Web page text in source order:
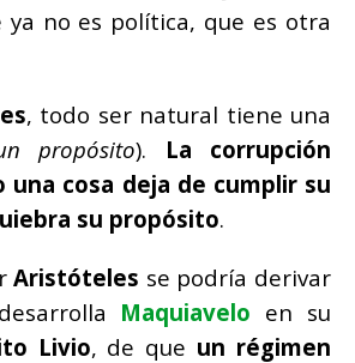
ya no es política, que es otra
, todo ser natural tiene una
propósito). La corrupción
una cosa deja de cumplir su
su propósito.
Aristóteles se podría derivar
Maquiavelo en su
Livio, de que un régimen